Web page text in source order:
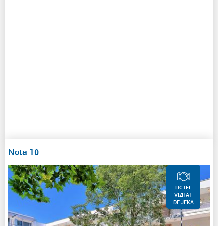
Nota 10
HOTEL
VIZITAT
DE JEKA